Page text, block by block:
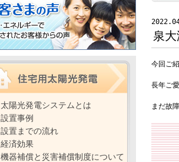
太陽光発電システムとは
設置事例
設置までの流れ
経済効果
機器補償と災害補償制度について
泉
今回ご
長年ご
まだ故